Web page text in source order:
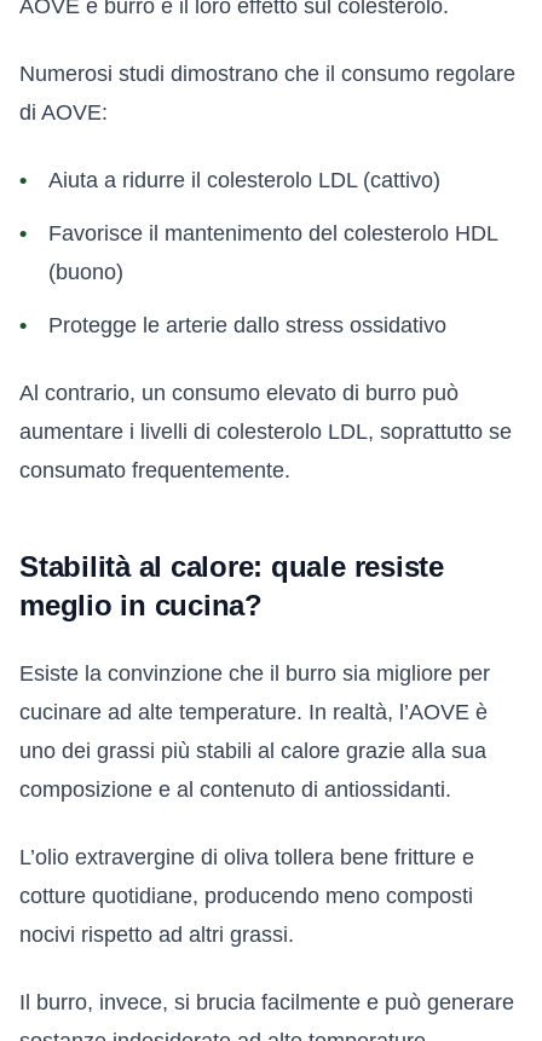
AOVE e burro è il loro effetto sul colesterolo.
Numerosi studi dimostrano che il consumo regolare
di AOVE:
Aiuta a ridurre il colesterolo LDL (cattivo)
Favorisce il mantenimento del colesterolo HDL
(buono)
Protegge le arterie dallo stress ossidativo
Al contrario, un consumo elevato di burro può
aumentare i livelli di colesterolo LDL, soprattutto se
consumato frequentemente.
Stabilità al calore: quale resiste
meglio in cucina?
Esiste la convinzione che il burro sia migliore per
cucinare ad alte temperature. In realtà, l’AOVE è
uno dei grassi più stabili al calore grazie alla sua
composizione e al contenuto di antiossidanti.
L’olio extravergine di oliva tollera bene fritture e
cotture quotidiane, producendo meno composti
nocivi rispetto ad altri grassi.
Il burro, invece, si brucia facilmente e può generare